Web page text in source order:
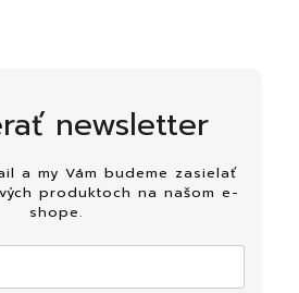
newsletter
a my Vám budeme zasielať
produktoch na našom e-
shope.